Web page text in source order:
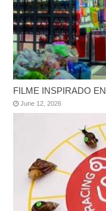
FILME INSPIRADO
June 12, 2026